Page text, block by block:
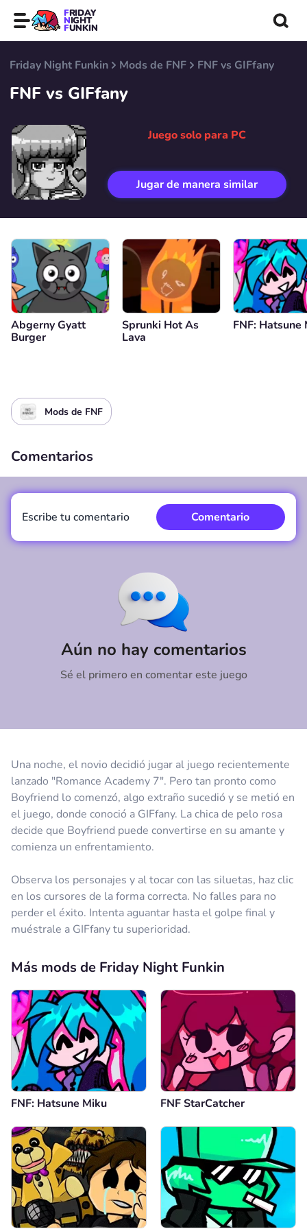
FRIDAY
NIGHT
FUNKIN
Friday Night Funkin Mods de FNF FNF vs GIFfany
FNF vs GIFfany
Juego solo para PC
Jugar de manera similar
Abgerny Gyatt
Burger
Sprunki Hot As
Lava
FNF: Hatsune
Mods de FNF
Una noche, el novio decidió jugar al juego recientemente
lanzado "Romance Academy 7". Pero tan pronto como
Boyfriend lo comenzó, algo extraño sucedió y se metió en
el juego, donde conoció a GIFfany. La chica de pelo rosa
decide que Boyfriend puede convertirse en su amante y
comienza un enfrentamiento.
Observa los personajes y al tocar con las siluetas, haz clic
en los cursores de la forma correcta. No falles para no
perder el éxito. Intenta aguantar hasta el golpe final y
muéstrale a GIFfany tu superioridad.
Comentarios
Aún no hay comentarios
Sé el primero en comentar este juego
Escribe tu comentario Comentario
Más mods de Friday Night Funkin
FNF: Hatsune Miku FNF StarCatcher